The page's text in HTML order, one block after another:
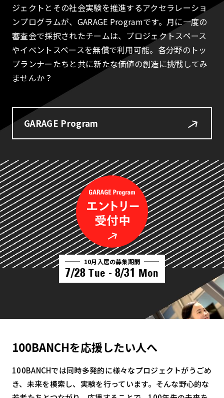
ジェクトとその社会実験を推進するアクセラレーショ
ンプログラムが、GARAGE Programです。月に一度の
審査会で採択されたチームは、プロジェクトスペース
やイベントスペースを無償で利用可能。各分野のトッ
プランナーたちと共に新たな価値の創造に挑戦してみ
ませんか？
GARAGE Program
10月入居の募集期間
7/28 Tue - 8/31 Mon
100BANCHを応援したい人へ
100BANCHでは同時多発的に様々なプロジェクトがうごめ
き、未来を模索し、実験を行っています。そんな野心的な